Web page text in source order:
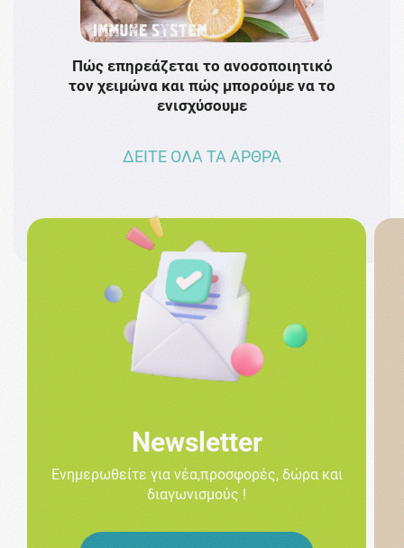
Πώς επηρεάζεται το ανοσοποιητικό
τον χειμώνα και πώς μπορούμε να το
ενισχύσουμε
ΔΕΙΤΕ ΟΛΑ ΤΑ ΑΡΘΡΑ
Newsletter
Ενημερωθείτε για νέα,προσφορές, δώρα και
διαγωνισμούς !